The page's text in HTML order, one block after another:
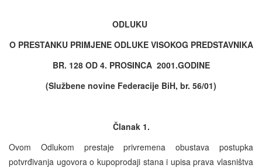
ODLUKU
O PRESTANKU PRIMJENE ODLUKE VISOKOG PREDSTAVNIKA
BR. 128 OD 4. PROSINCA 2001.GODINE
(Službene novine Federacije BiH, br. 56/01)
Članak 1.
Ovom Odlukom prestaje privremena obustava postupka
potvrđivanja ugovora o kupoprodaji stana i upisa prava vlasništva